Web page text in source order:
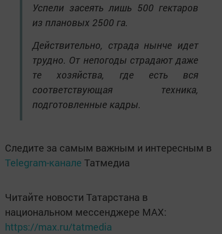
Успели засеять лишь 500 гектаров
из плановых 2500 га.
Действительно, страда нынче идет
трудно. От непогоды страдают даже
те хозяйства, где есть вся
соответствующая техника,
подготовленные кадры.
Следите за самым важным и интересным в
Telegram-канале Татмедиа
Читайте новости Татарстана в
национальном мессенджере MАХ:
https://max.ru/tatmedia